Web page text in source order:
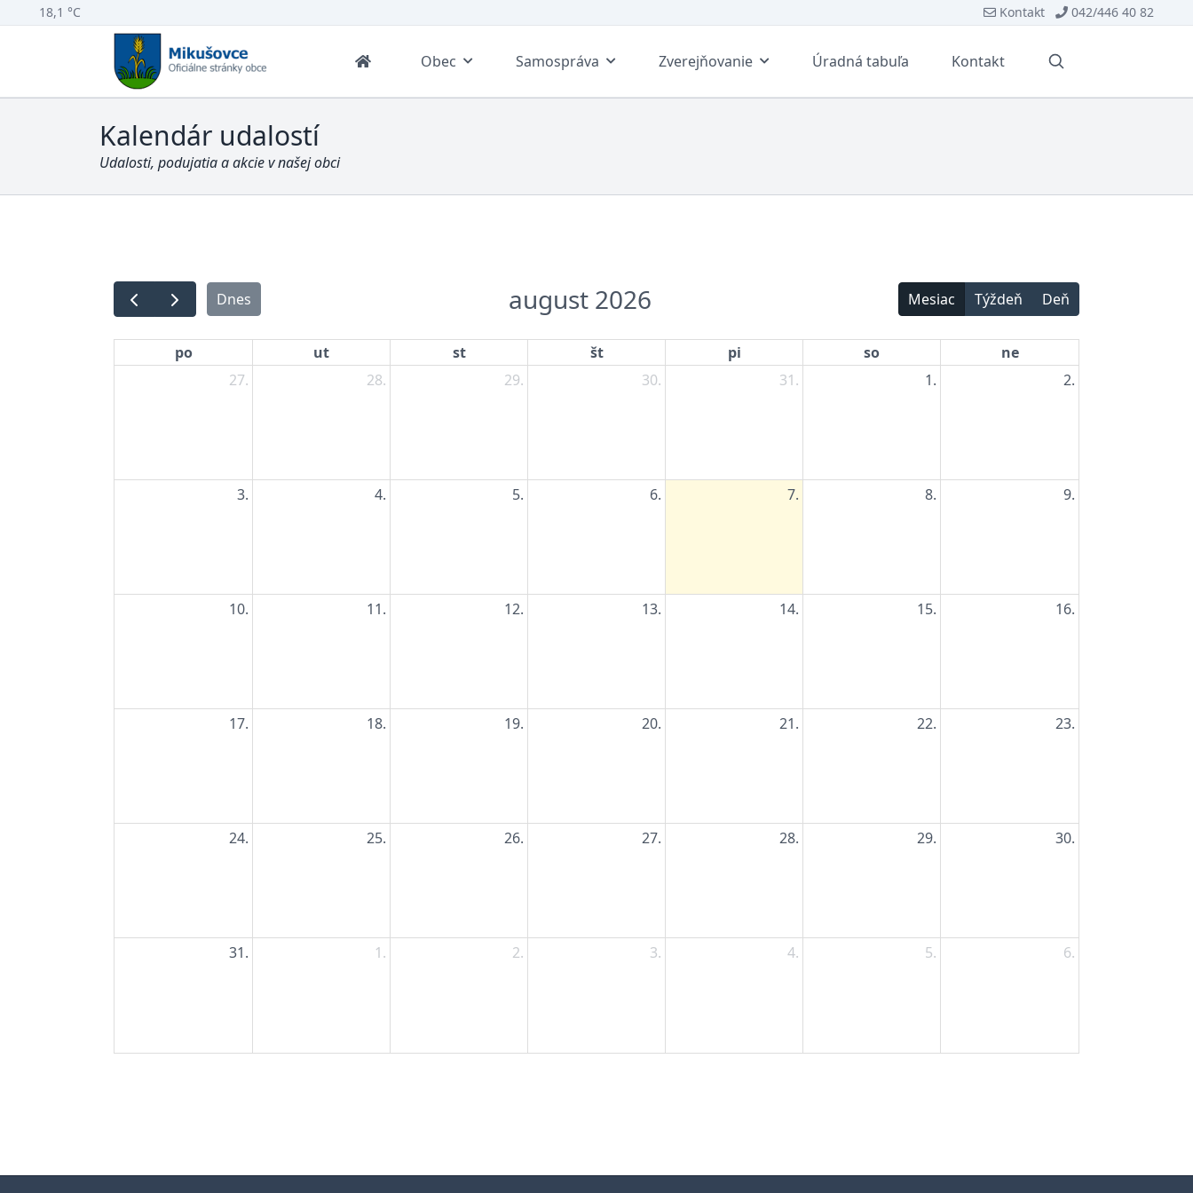
18,1 °C Kontakt 042/446 40 82
Obec Samospráva Zverejňovanie Úradná tabuľa Kontakt Vyhľadávanie
Kalendár udalostí
Udalosti, podujatia a akcie v našej obci
Dnes august 2026 Mesiac Týždeň Deň
po ut st št pi so
ne
27.
28. 29. 30. 31. 1. 2.
3. 4. 5. 6. 7. 8. 9.
10. 11. 12. 13. 14. 15. 16.
17. 18. 19. 20. 21. 22. 23.
24. 25. 26. 27. 28. 29. 30.
31. 1. 2. 3. 4. 5. 6.